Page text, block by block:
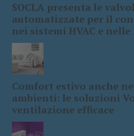
SOCLA presenta le
automatizzate per il
nei sistemi HVAC e
Comfort estivo anche
ambienti: le soluzioni
ventilazione efficace